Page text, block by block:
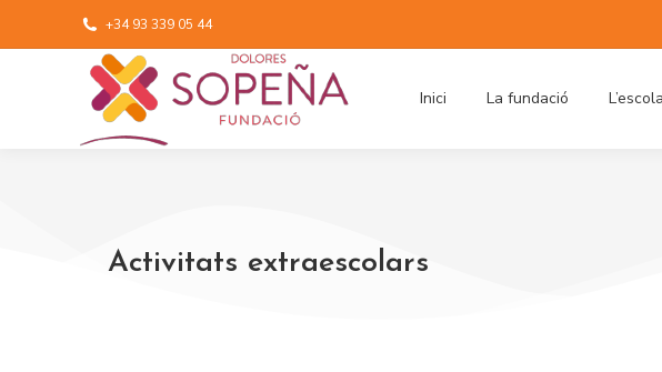
+34 93 339 05 44
Inici La fundació L’escola
Activitats extraescolars